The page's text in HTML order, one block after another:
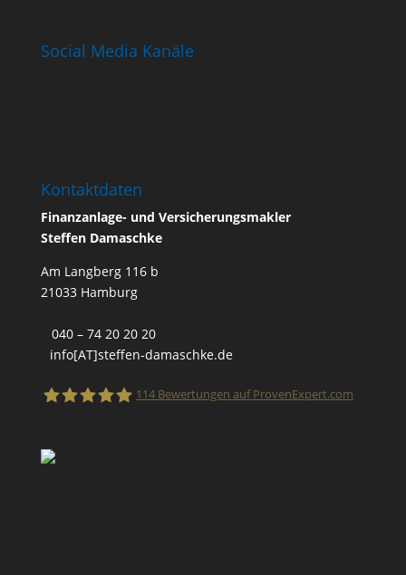
Social Media Kanäle
Kontaktdaten
Finanzanlage- und Versicherungsmakler
Steffen Damaschke
Am Langberg 116 b
21033 Hamburg
040 – 74 20 20 20
info[AT]steffen-damaschke.de
114 Bewertungen auf ProvenExpert.com